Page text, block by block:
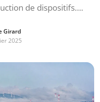
de dispositifs….
Girard
2025